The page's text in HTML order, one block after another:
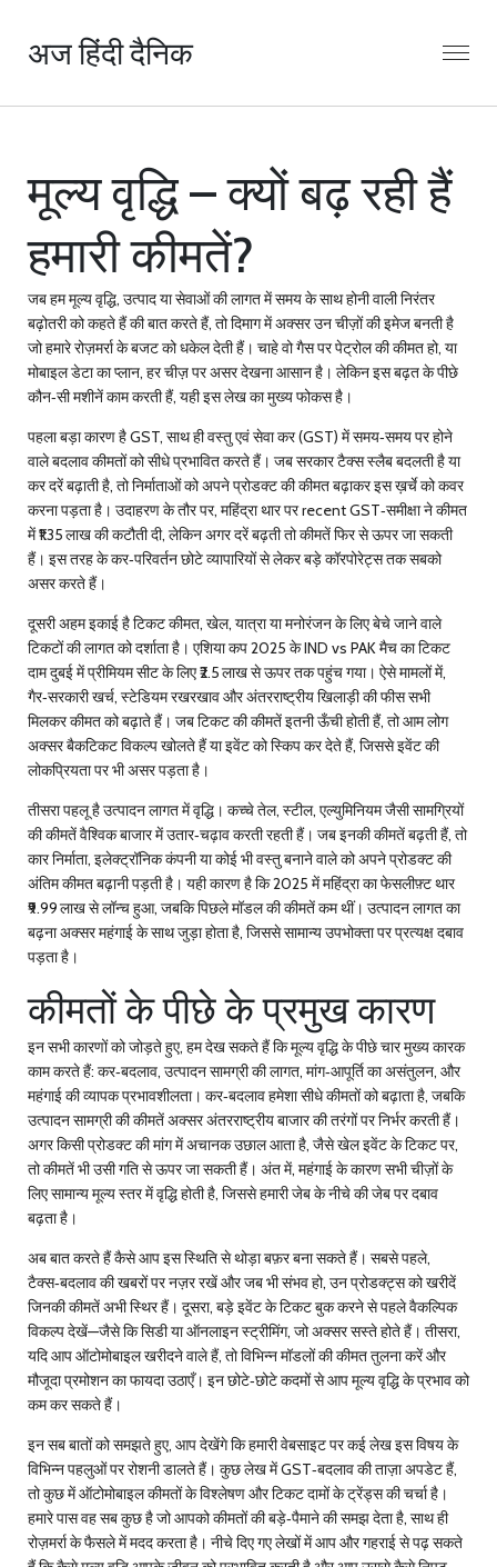
अज हिंदी दैनिक
मूल्य वृद्धि – क्यों बढ़ रही हैं
हमारी कीमतें?
जब हममूल्य वृद्धि, उत्पाद या सेवाओं की लागत में समय के साथ होनी वाली निरंतर
बढ़ोतरी को कहते हैंकी बात करते हैं, तो दिमाग में अक्सर उन चीज़ों की इमेज बनती है
जो हमारे रोज़मर्रा के बजट को धकेल देती हैं। चाहे वो गैस पर पेट्रोल की कीमत हो, या
मोबाइल डेटा का प्लान, हर चीज़ पर असर देखना आसान है। लेकिन इस बढ़त के पीछे
कौन‑सी मशीनें काम करती हैं, यही इस लेख का मुख्य फोकस है।
पहला बड़ा कारण हैGST, साथ ही वस्तु एवं सेवा कर (GST) में समय‑समय पर होने
वाले बदलाव कीमतों को सीधे प्रभावित करते हैं। जब सरकार टैक्स स्लैब बदलती है या
कर दरें बढ़ाती है, तो निर्माताओं को अपने प्रोडक्ट की कीमत बढ़ाकर इस ख़र्चे को कवर
करना पड़ता है। उदाहरण के तौर पर, महिंद्रा थार पर recent GST‑समीक्षा ने कीमत
में ₹1.35 लाख की कटौती दी, लेकिन अगर दरें बढ़ती तो कीमतें फिर से ऊपर जा सकती
हैं। इस तरह के कर‑परिवर्तन छोटे व्यापारियों से लेकर बड़े कॉरपोरेट्स तक सबको
असर करते हैं।
दूसरी अहम इकाई हैटिकट कीमत, खेल, यात्रा या मनोरंजन के लिए बेचे जाने वाले
टिकटों की लागत को दर्शाता है । एशिया कप 2025 के IND vs PAK मैच का टिकट
दाम दुबई में प्रीमियम सीट के लिए ₹2.5 लाख से ऊपर तक पहुंच गया। ऐसे मामलों में,
गैर‑सरकारी खर्च, स्टेडियम रखरखाव और अंतरराष्ट्रीय खिलाड़ी की फीस सभी
मिलकर कीमत को बढ़ाते हैं। जब टिकट की कीमतें इतनी ऊँची होती हैं, तो आम लोग
अक्सर बैकटिकट विकल्प खोलते हैं या इवेंट को स्किप कर देते हैं, जिससे इवेंट की
लोकप्रियता पर भी असर पड़ता है।
तीसरा पहलू है उत्पादन लागत में वृद्धि। कच्चे तेल, स्टील, एल्युमिनियम जैसी सामग्रियों
की कीमतें वैश्विक बाजार में उतार‑चढ़ाव करती रहती हैं। जब इनकी कीमतें बढ़ती हैं, तो
कार निर्माता, इलेक्ट्रॉनिक कंपनी या कोई भी वस्तु बनाने वाले को अपने प्रोडक्ट की
अंतिम कीमत बढ़ानी पड़ती है। यही कारण है कि 2025 में महिंद्रा का फेसलीफ़्ट थार
₹9.99 लाख से लॉन्च हुआ, जबकि पिछले मॉडल की कीमतें कम थीं। उत्पादन लागत का
बढ़ना अक्सर महंगाई के साथ जुड़ा होता है, जिससे सामान्य उपभोक्ता पर प्रत्यक्ष दबाव
पड़ता है।
कीमतों के पीछे के प्रमुख कारण
इन सभी कारणों को जोड़ते हुए, हम देख सकते हैं किमूल्य वृद्धिके पीछे चार मुख्य कारक
काम करते हैं: कर‑बदलाव, उत्पादन सामग्री की लागत, मांग‑आपूर्ति का असंतुलन, और
महंगाई की व्यापक प्रभावशीलता। कर‑बदलाव हमेशा सीधे कीमतों को बढ़ाता है, जबकि
उत्पादन सामग्री की कीमतें अक्सर अंतरराष्ट्रीय बाजार की तरंगों पर निर्भर करती हैं।
अगर किसी प्रोडक्ट की मांग में अचानक उछाल आता है, जैसे खेल इवेंट के टिकट पर,
तो कीमतें भी उसी गति से ऊपर जा सकती हैं। अंत में, महंगाई के कारण सभी चीज़ों के
लिए सामान्य मूल्य स्तर में वृद्धि होती है, जिससे हमारी जेब के नीचे की जेब पर दबाव
बढ़ता है।
अब बात करते हैं कैसे आप इस स्थिति से थोड़ा बफ़र बना सकते हैं। सबसे पहले,
टैक्स‑बदलाव की खबरों पर नज़र रखें और जब भी संभव हो, उन प्रोडक्ट्स को खरीदें
जिनकी कीमतें अभी स्थिर हैं। दूसरा, बड़े इवेंट के टिकट बुक करने से पहले वैकल्पिक
विकल्प देखें—जैसे कि सिडी या ऑनलाइन स्ट्रीमिंग, जो अक्सर सस्ते होते हैं। तीसरा,
यदि आप ऑटोमोबाइल खरीदने वाले हैं, तो विभिन्न मॉडलों की कीमत तुलना करें और
मौजूदा प्रमोशन का फायदा उठाएँ। इन छोटे‑छोटे कदमों से आप मूल्य वृद्धि के प्रभाव को
कम कर सकते हैं।
इन सब बातों को समझते हुए, आप देखेंगे कि हमारी वेबसाइट पर कई लेख इस विषय के
विभिन्न पहलुओं पर रोशनी डालते हैं। कुछ लेख में GST‑बदलाव की ताज़ा अपडेट हैं,
तो कुछ में ऑटोमोबाइल कीमतों के विश्लेषण और टिकट दामों के ट्रेंड्स की चर्चा है।
हमारे पास वह सब कुछ है जो आपको कीमतों की बड़े‑पैमाने की समझ देता है, साथ ही
रोज़मर्रा के फैसले में मदद करता है। नीचे दिए गए लेखों में आप और गहराई से पढ़ सकते